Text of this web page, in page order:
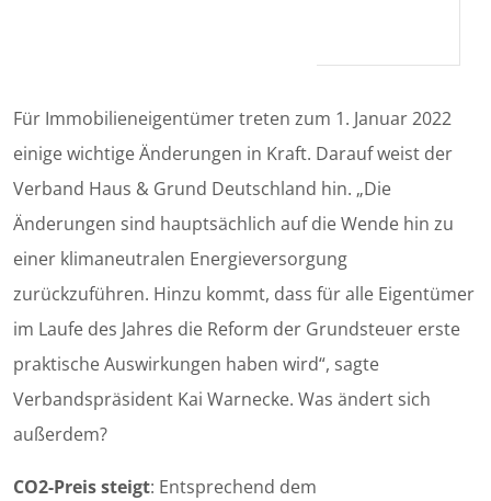
Für Immobilieneigentümer treten zum 1. Januar 2022
einige wichtige Änderungen in Kraft. Darauf weist der
Verband Haus & Grund Deutschland hin. „Die
Änderungen sind hauptsächlich auf die Wende hin zu
einer klimaneutralen Energieversorgung
zurückzuführen. Hinzu kommt, dass für alle Eigentümer
im Laufe des Jahres die Reform der Grundsteuer erste
praktische Auswirkungen haben wird“, sagte
Verbandspräsident Kai Warnecke. Was ändert sich
außerdem?
CO2-Preis steigt: Entsprechend dem